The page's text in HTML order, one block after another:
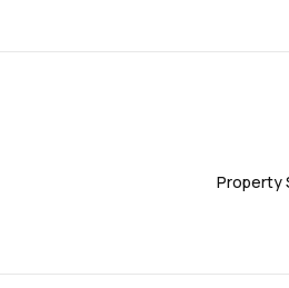
Property